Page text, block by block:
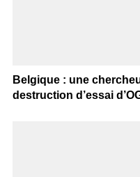
Belgique : une
destruction d’essai